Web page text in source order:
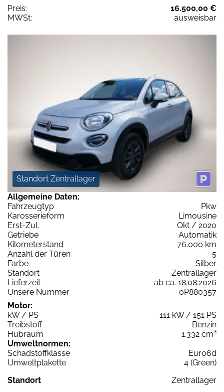
Preis:
16.500,00 €
MWSt:
ausweisbar
Standort Zentrallager
Allgemeine Daten:
Fahrzeugtyp
Pkw
Karosserieform
Limousine
Erst-Zul.
Okt / 2020
Getriebe
Automatik
Kilometerstand
76.000 km
Anzahl der Türen
5
Farbe
Silber
Standort
Zentrallager
Lieferzeit
ab ca. 18.08.2026
Unsere Nummer
0P880357
Motor:
kW / PS
111 kW / 151 PS
Treibstoff
Benzin
Hubraum
1.332 cm³
Umweltnormen:
Schadstoffklasse
Euro6d
Umweltplakette
4 (Green)
Standort
Zentrallager